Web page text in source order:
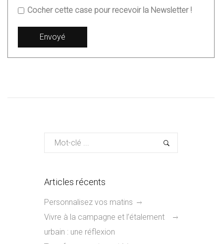
Cocher cette case pour recevoir la Newsletter !
Articles récents
Personnalisez vos matins
Vivre à la campagne et l’étalement
urbain : une réflexion